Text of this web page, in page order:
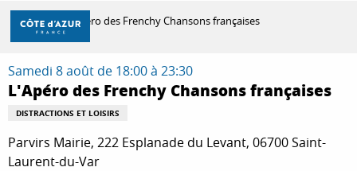
Aller
contenu
principal
DÉCOUVRIR
À FAIRE
Accueil L'Apéro des Frenchy Chansons françaises
Samedi 8 août de 18:00 à 23:30
L'Apéro des Frenchy Chansons françaises
DISTRACTIONS ET LOISIRS
Parvirs Mairie, 222 Esplanade du Levant, 06700 Saint-
Laurent-du-Var